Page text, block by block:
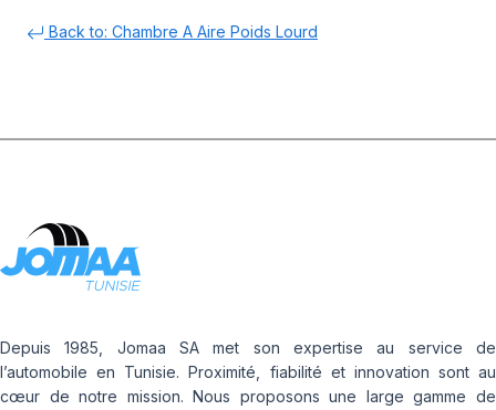
Back to: Chambre A Aire Poids Lourd
Depuis 1985, Jomaa SA met son expertise au service de
l’automobile en Tunisie. Proximité, fiabilité et innovation sont au
cœur de notre mission. Nous proposons une large gamme de